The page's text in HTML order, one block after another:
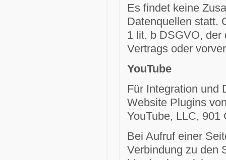
Es findet keine
Datenquellen statt.
1 lit. b DSGVO, der
Vertrags oder
YouTube
Für Integration und
Website Plugins
YouTube, LLC, 901
Bei Aufruf einer
Verbindung zu den